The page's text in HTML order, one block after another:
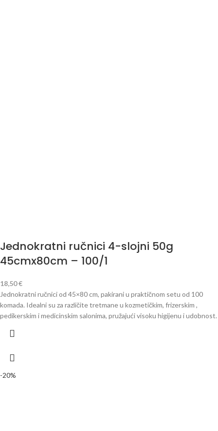
Jednokratni ručnici 4-slojni 50g
45cmx80cm – 100/1
18,50€
Jednokratni ručnici od 45×80 cm, pakirani u praktičnom setu od 100
komada. Idealni su za različite tretmane u kozmetičkim, frizerskim ,
pedikerskim i medicinskim salonima, pružajući visoku higijenu i udobnost.
-20%